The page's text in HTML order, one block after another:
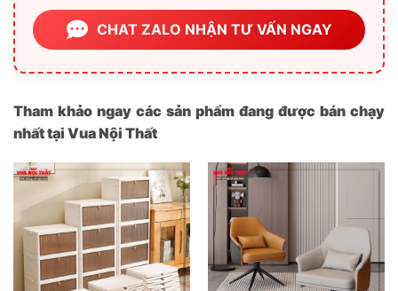
CHAT ZALO NHẬN TƯ VẤN NGAY
Tham khảo ngay các sản phẩm đang được bán chạy
nhất tại Vua Nội Thất